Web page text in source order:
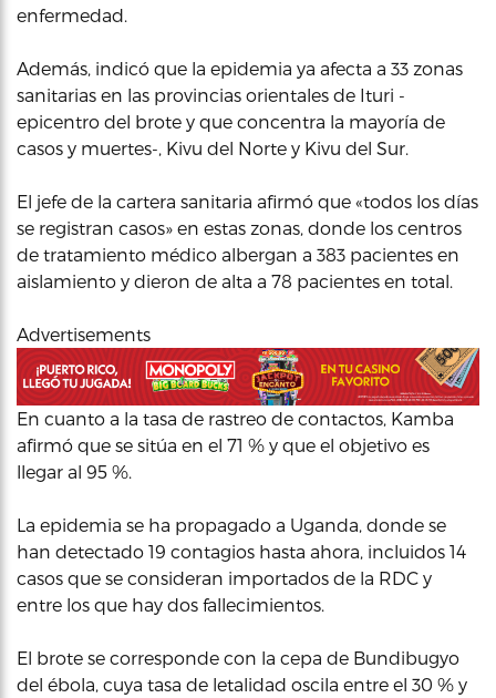
enfermedad.
Además, indicó que la epidemia ya afecta a 33 zonas
sanitarias en las provincias orientales de Ituri -
epicentro del brote y que concentra la mayoría de
casos y muertes-, Kivu del Norte y Kivu del Sur.
El jefe de la cartera sanitaria afirmó que «todos los días
se registran casos» en estas zonas, donde los centros
de tratamiento médico albergan a 383 pacientes en
aislamiento y dieron de alta a 78 pacientes en total.
Advertisements
En cuanto a la tasa de rastreo de contactos, Kamba
afirmó que se sitúa en el 71 % y que el objetivo es
llegar al 95 %.
La epidemia se ha propagado a Uganda, donde se
han detectado 19 contagios hasta ahora, incluidos 14
casos que se consideran importados de la RDC y
entre los que hay dos fallecimientos.
El brote se corresponde con la cepa de Bundibugyo
del ébola, cuya tasa de letalidad oscila entre el 30 % y